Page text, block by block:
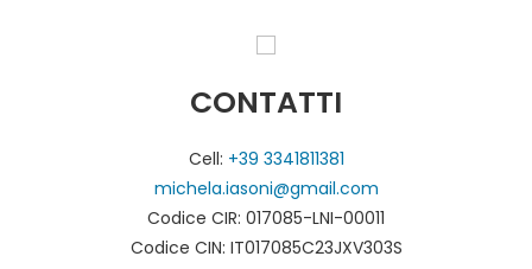
CONTATTI
Cell: +39 3341811381
michela.iasoni@gmail.com
Codice CIR: 017085-LNI-00011
Codice CIN: IT017085C23JXV303S